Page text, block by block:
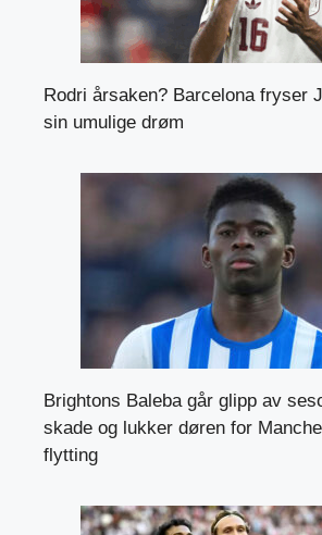
Rodri årsaken? Barcelona fryser
sin umulige drøm
Brightons Baleba går glipp av
skade og lukker døren for
flytting